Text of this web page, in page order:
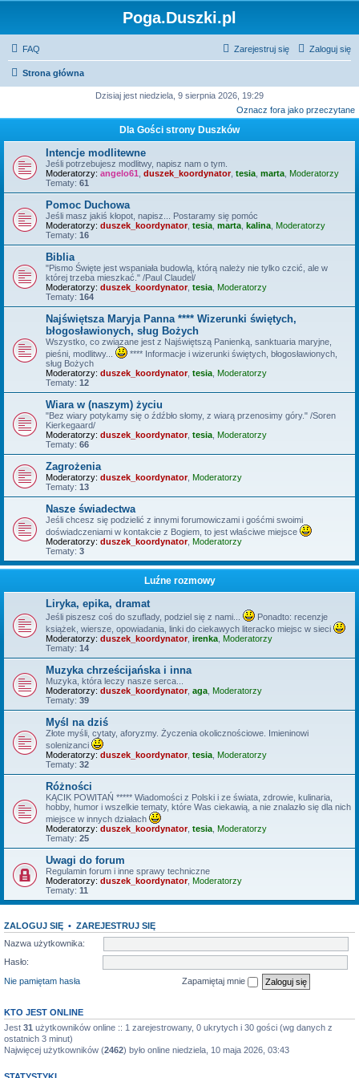
Poga.Duszki.pl
FAQ Zaloguj się
Zarejestruj się
Strona główna
Dzisiaj jest niedziela, 9 sierpnia 2026, 19:29
Oznacz fora jako przeczytane
Dla Gości strony Duszków
Intencje modlitewne
Jeśli potrzebujesz modlitwy, napisz nam o tym.
Moderatorzy: angelo61 duszek_koordynator, tesia marta Moderatorzy
Tematy: 61
Pomoc Duchowa
Jeśli masz jakiś kłopot, napisz... Postaramy się pomóc
Moderatorzy: duszek_koordynator, tesia marta kalina Moderatorzy
Tematy: 16
Biblia
"Pismo Święte jest wspaniała budowlą, którą należy nie tylko czcić, ale w
której trzeba mieszkać." /Paul Claudel/
Moderatorzy: duszek_koordynator, tesia Moderatorzy
Tematy: 164
Najświętsza Maryja Panna **** Wizerunki świętych,
błogosławionych, sług Bożych
Wszystko, co związane jest z Najświętszą Panienką, sanktuaria maryjne,
pieśni, modlitwy...
**** Informacje i wizerunki świętych, błogosławionych,
sług Bożych
Moderatorzy: duszek_koordynator, tesia Moderatorzy
Tematy: 12
Wiara w (naszym) życiu
"Bez wiary potykamy się o źdźbło słomy, z wiarą przenosimy góry." /Soren
Kierkegaard/
Moderatorzy: duszek_koordynator, tesia Moderatorzy
Tematy: 66
Zagrożenia
Moderatorzy: duszek_koordynator, Moderatorzy
Tematy: 13
Nasze świadectwa
Jeśli chcesz się podzielić z innymi forumowiczami i gośćmi swoimi
doświadczeniami w kontakcie z Bogiem, to jest właściwe miejsce
Moderatorzy: duszek_koordynator, Moderatorzy
Tematy: 3
Luźne rozmowy
Liryka, epika, dramat
Jeśli piszesz coś do szuflady, podziel się z nami...
Ponadto: recenzje
książek, wiersze, opowiadania, linki do ciekawych literacko miejsc w sieci
Moderatorzy: duszek_koordynator, irenka Moderatorzy
Tematy: 14
Muzyka chrześcijańska i inna
Muzyka, która leczy nasze serca...
Moderatorzy: duszek_koordynator, aga Moderatorzy
Tematy: 39
Myśl na dziś
Złote myśli, cytaty, aforyzmy. Życzenia okolicznościowe. Imieninowi
solenizanci
Moderatorzy: duszek_koordynator, tesia Moderatorzy
Tematy: 32
Różności
KĄCIK POWITAŃ ***** Wiadomości z Polski i ze świata, zdrowie, kulinaria,
hobby, humor i wszelkie tematy, które Was ciekawią, a nie znalazło się dla nich
miejsce w innych działach
Moderatorzy: duszek_koordynator, tesia Moderatorzy
Tematy: 25
Uwagi do forum
Regulamin forum i inne sprawy techniczne
Moderatorzy: duszek_koordynator, Moderatorzy
Tematy: 11
ZALOGUJ SIĘ • ZAREJESTRUJ SIĘ
Nazwa użytkownika:
Hasło:
Nie pamiętam hasła
Zapamiętaj mnie
KTO JEST ONLINE
Jest 31 użytkowników online :: 1 zarejestrowany, 0 ukrytych i 30 gości (wg danych z
ostatnich 3 minut)
Najwięcej użytkowników (2462) było online niedziela, 10 maja 2026, 03:43
STATYSTYKI